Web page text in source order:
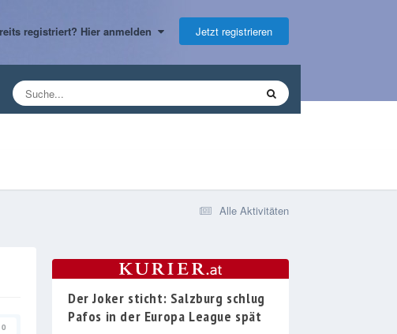
registriert? Hier anmelden Jetzt registrieren
Alle Aktivitäten
0
Der Joker sticht: Salzburg schlug
Pafos in der Europa League spät